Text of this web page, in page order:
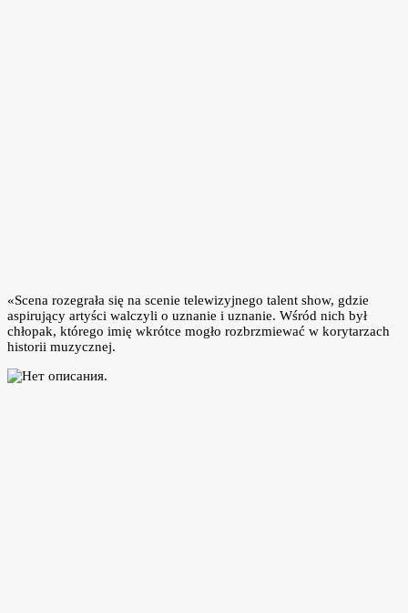
«Scena rozegrała się na scenie telewizyjnego talent show, gdzie
aspirujący artyści walczyli o uznanie i uznanie. Wśród nich był
chłopak, którego imię wkrótce mogło rozbrzmiewać w korytarzach
historii muzycznej.